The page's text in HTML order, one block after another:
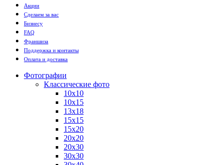
Акции
Сделаем за вас
Бизнесу
FAQ
Франшиза
Поддержка и контакты
Оплата и доставка
Фотографии
Классические фото
10х10
10х15
13х18
15х15
15х20
20х20
20х30
30х30